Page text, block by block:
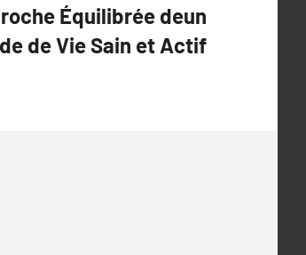
Équilibrée deun
de Vie Sain et Actif